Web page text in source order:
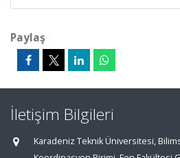
Paylaş
İletişim Bilgileri
Karadeniz Teknik Üniversitesi,